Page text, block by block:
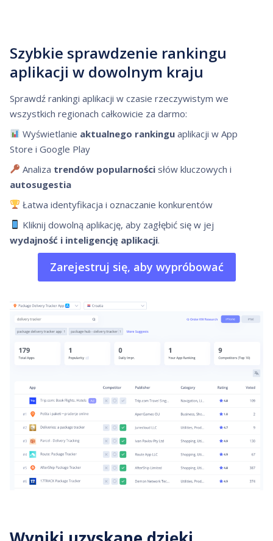
Szybkie sprawdzenie rankingu
aplikacji w dowolnym kraju
Sprawdź rankingi aplikacji w czasie rzeczywistym we
wszystkich regionach całkowicie za darmo:
Wyświetlanie aktualnego rankingu aplikacji w App
Store i Google Play
Analiza trendów popularności słów kluczowych i
autosugestia
Łatwa identyfikacja i oznaczanie konkurentów
Kliknij dowolną aplikację, aby zagłębić się w jej
wydajność i inteligencję aplikacji.
Zarejestruj się, aby wypróbować